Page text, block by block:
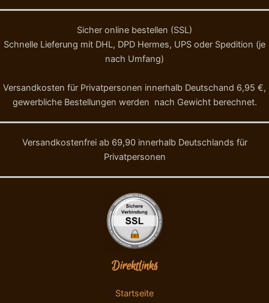
Sicher online bestellen (SSL)
Schnelle Lieferung mit DHL, DPD Hermes, UPS oder Spedition (je
nach Umfang)
Versandkosten für Privatpersonen innerhalb Deutschand 6,95 €,
gewerbliche Bestellungen werden nach Gewicht berechnet.
Versandkostenfrei ab 69,90 innerhalb Deutschlands für
Privatpersonen
Direktlinks
Startseite